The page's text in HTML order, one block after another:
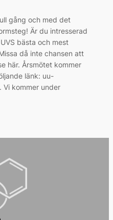
gång och med det
Är du intresserad
bästa och mest
då inte chansen att
här. Årsmötet kommer
länk: uu-
kommer under